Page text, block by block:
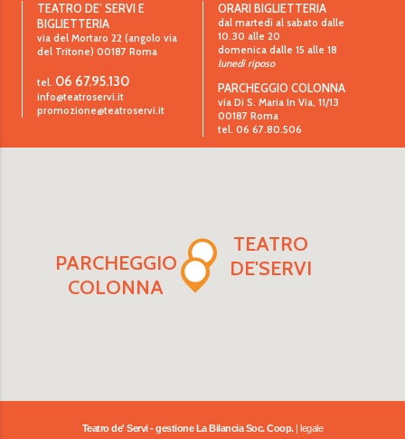
TEATRO DE’ SERVI E
BIGLIETTERIA
via del Mortaro 22 (angolo via
del Tritone) 00187 Roma
tel. 06 67.95.130
info@teatroservi.it
promozione@teatroservi.it
ORARI BIGLIETTERIA
dal martedì al sabato dalle
10.30 alle 20
domenica dalle 15 alle 18
lunedì riposo
PARCHEGGIO COLONNA
via Di S. Maria In Via, 11/13
00187 Roma
tel. 06 67.80.506
TEATRO
DE'SERVI
PARCHEGGIO
COLONNA
Teatro de' Servi - gestione La Bilancia Soc. Coop.| legale